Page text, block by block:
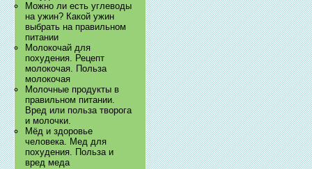
Можно ли есть углеводы
на ужин? Какой ужин
выбрать на правильном
питании
Молокочай для
похудения. Рецепт
молокочая. Польза
молокочая
Молочные продукты в
правильном питании.
Вред или польза творога
и молочки.
Мёд и здоровье
человека. Мед для
похудения. Польза и
вред меда